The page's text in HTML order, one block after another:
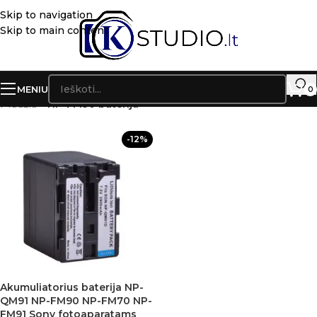
Skip to navigation
Skip to main content
MENIU 0
Pradžia»NP-FM90 baterija
-12%
Akumuliatorius baterija NP-
QM91 NP-FM90 NP-FM70 NP-
FM91 Sony fotoaparatams